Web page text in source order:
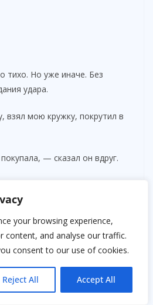
your browsing experience,
content, and analyse our traffic.
consent to our use of cookies.
Reject All Accept All
тихо. Но уже иначе. Без
удара.
взял мою кружку, покрутил в
— сказал он вдруг.
сказала, что это «первая
только для себя».